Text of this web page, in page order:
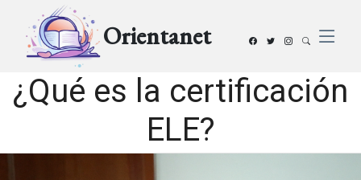
Orientanet
¿Qué es la certificación
ELE?